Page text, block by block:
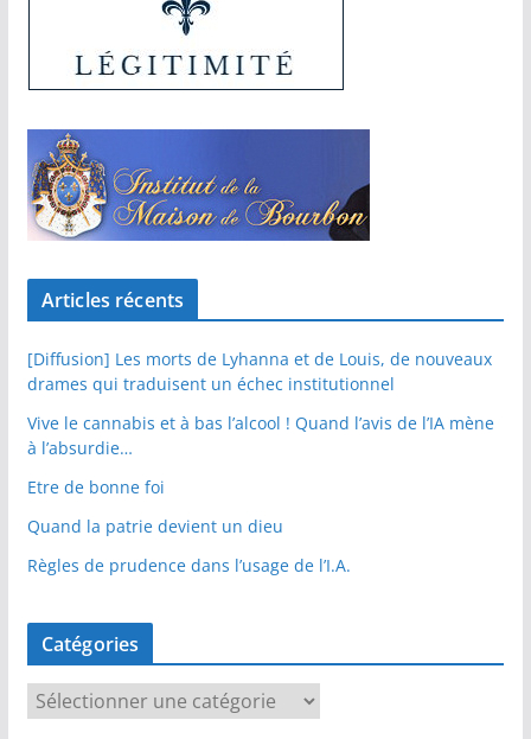
Articles récents
[Diffusion] Les morts de Lyhanna et de Louis, de nouveaux
drames qui traduisent un échec institutionnel
Vive le cannabis et à bas l’alcool ! Quand l’avis de l’IA mène
à l’absurdie…
Etre de bonne foi
Quand la patrie devient un dieu
Règles de prudence dans l’usage de l’I.A.
Catégories